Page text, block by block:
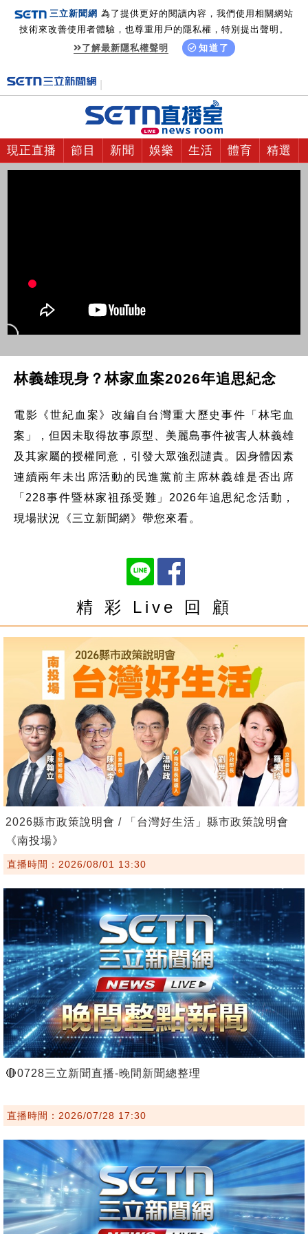
三立新聞網 為了提供更好的閱讀內容，我們使用相關網站
技術來改善使用者體驗，也尊重用戶的隱私權，特別提出聲明。
了解最新隱私權聲明
知道了
現正直播 節目 新聞 娛樂 生活 體育 精選
林義雄現身？林家血案2026年追思紀念
電影《世紀血案》改編自台灣重大歷史事件「林宅血
案」，但因未取得故事原型、美麗島事件被害人林義雄
及其家屬的授權同意，引發大眾強烈譴責。因身體因素
連續兩年未出席活動的民進黨前主席林義雄是否出席
「228事件暨林家祖孫受難」2026年追思紀念活動，
現場狀況《三立新聞網》帶您來看。
精 彩 Live 回 顧
2026縣市政策說明會 / 「台灣好生活」縣市政策說明會
《南投場》
直播時間：2026/08/01 13:30
🔴0728三立新聞直播-晚間新聞總整理
直播時間：2026/07/28 17:30